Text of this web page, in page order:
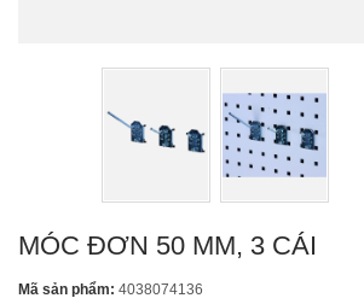
MÓC ĐƠN 50 MM, 3 CÁI
Mã sản phẩm: 4038074136